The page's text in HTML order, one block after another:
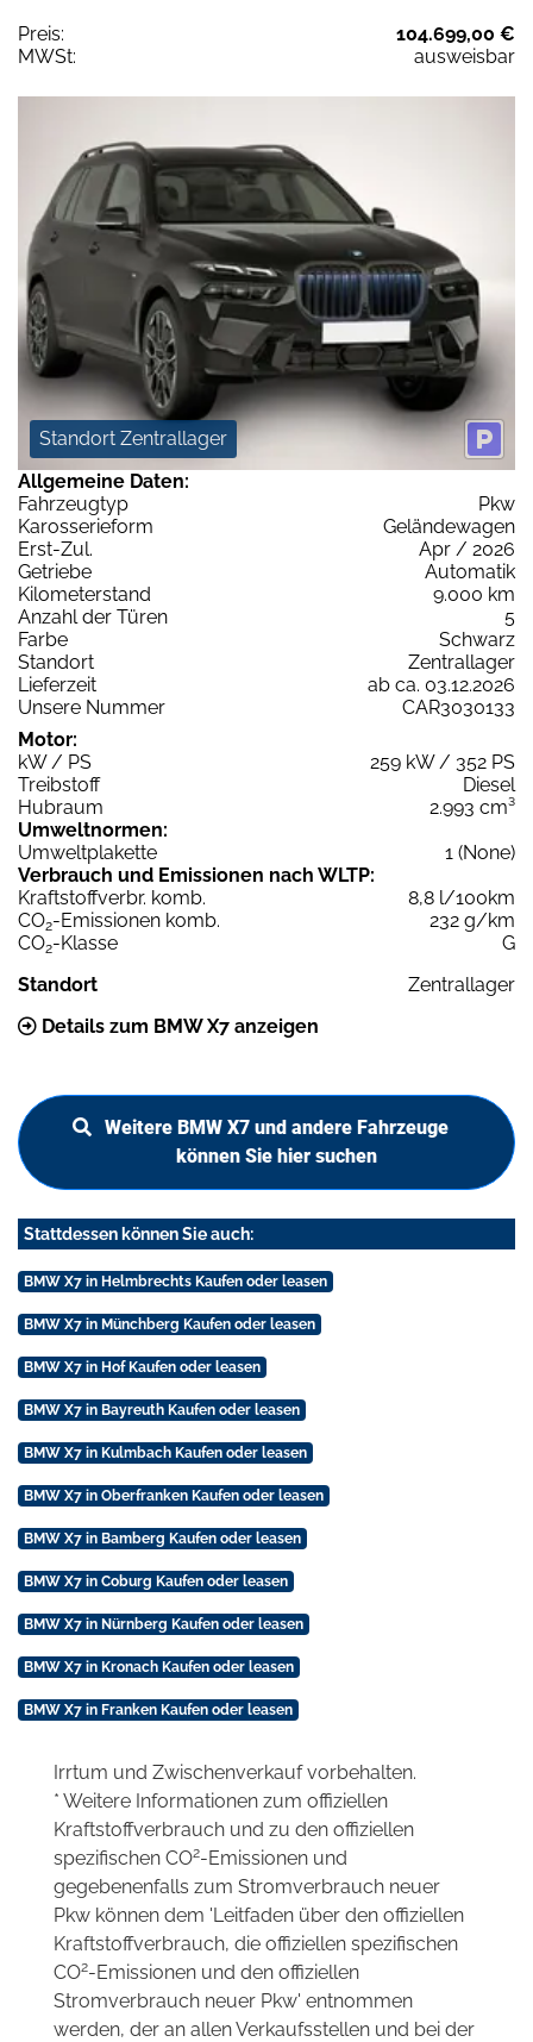
Preis:
104.699,00 €
MWSt:
ausweisbar
Standort Zentrallager
Allgemeine Daten:
Fahrzeugtyp
Pkw
Karosserieform
Geländewagen
Erst-Zul.
Apr / 2026
Getriebe
Automatik
Kilometerstand
9.000 km
Anzahl der Türen
5
Farbe
Schwarz
Standort
Zentrallager
Lieferzeit
ab ca. 03.12.2026
Unsere Nummer
CAR3030133
Motor:
kW / PS
259 kW / 352 PS
Treibstoff
Diesel
Hubraum
2.993 cm³
Umweltnormen:
Umweltplakette
1 (None)
Verbrauch und Emissionen nach WLTP:
Kraftstoffverbr. komb.
8,8 l/100km
CO2-Emissionen komb.
232 g/km
CO2-Klasse
G
Standort
Zentrallager
Details zum BMW X7 anzeigen
Weitere BMW X7 und andere Fahrzeuge
können Sie hier suchen
Stattdessen können Sie auch:
BMW X7 in Helmbrechts Kaufen oder leasen
BMW X7 in Münchberg Kaufen oder leasen
BMW X7 in Hof Kaufen oder leasen
BMW X7 in Bayreuth Kaufen oder leasen
BMW X7 in Kulmbach Kaufen oder leasen
BMW X7 in Oberfranken Kaufen oder leasen
BMW X7 in Bamberg Kaufen oder leasen
BMW X7 in Coburg Kaufen oder leasen
BMW X7 in Nürnberg Kaufen oder leasen
BMW X7 in Kronach Kaufen oder leasen
BMW X7 in Franken Kaufen oder leasen
Irrtum und Zwischenverkauf vorbehalten.
* Weitere Informationen zum offiziellen
Kraftstoffverbrauch und zu den offiziellen
spezifischen CO2-Emissionen und
gegebenenfalls zum Stromverbrauch neuer
Pkw können dem 'Leitfaden über den offiziellen
Kraftstoffverbrauch, die offiziellen spezifischen
CO2-Emissionen und den offiziellen
Stromverbrauch neuer Pkw' entnommen
werden, der an allen Verkaufsstellen und bei der